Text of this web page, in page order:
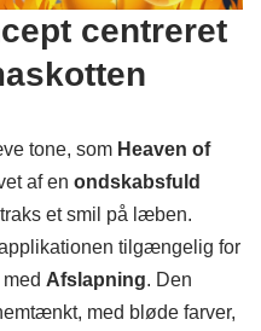
centreret
tone, som Heaven of
af en ondskabsfuld
et smil på læben.
tilgængelig for
Afslapning. Den
med bløde farver,